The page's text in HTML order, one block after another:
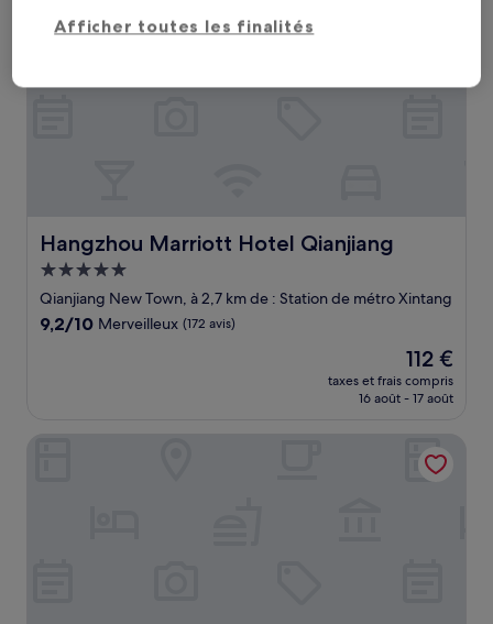
Hangzhou Marriott Hotel Qianjiang
Hangzhou Marriott Hotel Qianjiang
Hébergement
5.0 étoiles
Qianjiang New Town, à 2,7 km de : Station de métro Xintang
9.2
9,2/10 Merveilleux (172 avis)
Le
nouveau
prix
de
112 €
112 €
taxes et frais compris
16 août - 17 août
Afficher toutes les finalités